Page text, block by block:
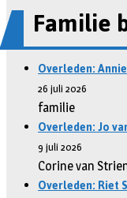
Familie
Overleden:
26 juli 2026
familie
Overleden: Jo
9 juli 2026
Corine van
Overleden: Riet